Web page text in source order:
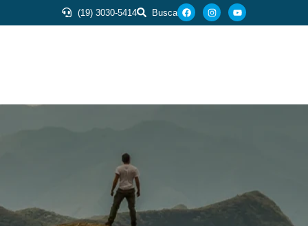
(19) 3030-5414 Busca